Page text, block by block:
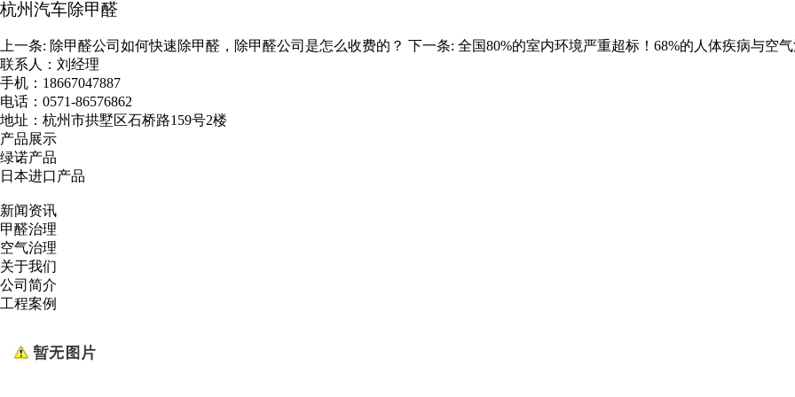
杭州汽车除甲醛
上一条: 除甲醛公司如何快速除甲醛，除甲醛公司是怎么收费的？ 下一条: 全国80%的室内环境严重超标！68%的人体疾病与空气
联系人：刘经理
手机：18667047887
电话：0571-86576862
地址：杭州市拱墅区石桥路159号2楼
产品展示
绿诺产品
日本进口产品
新闻资讯
甲醛治理
空气治理
关于我们
公司简介
工程案例